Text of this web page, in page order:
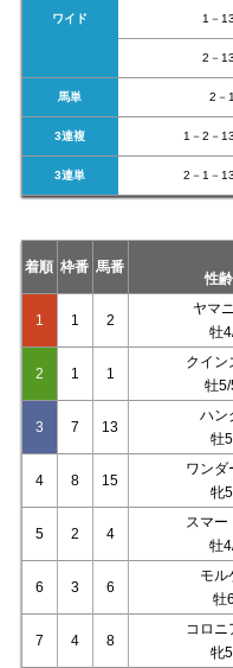
ワイド 1－13
2－13
馬単 2－1
3連複 1－2－13
3連単 2－1－13
着順 枠番 馬番
性
1 1 2
ヤマ
牡
2 1 1
クイン
牡
3 7 13
ハン
牡
4 8 15
ワンダ
牝
5 2 4
スマー
牡
6 3 6
モル
牡
7 4 8
コロニ
牝